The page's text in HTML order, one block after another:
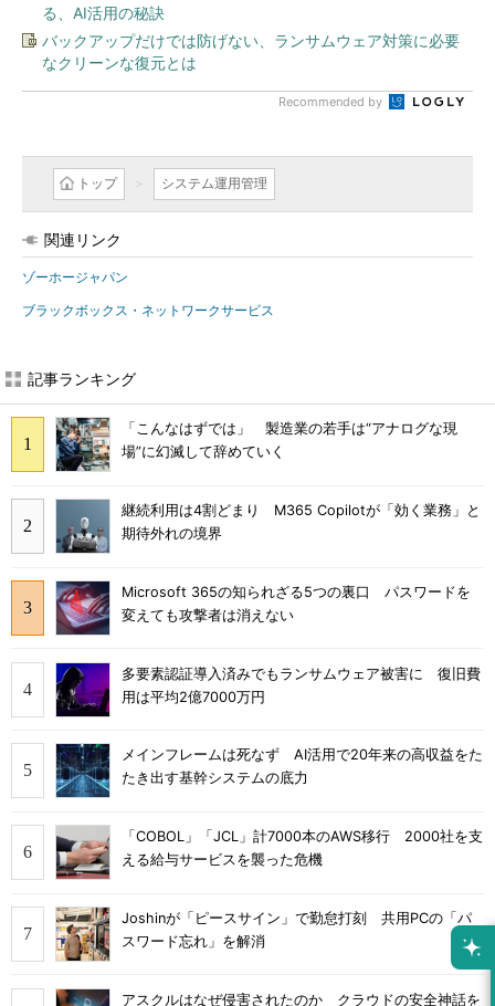
る、AI活用の秘訣
バックアップだけでは防げない、ランサムウェア対策に必要
なクリーンな復元とは
Recommended by
トップ システム運用管理
関連リンク
ゾーホージャパン
ブラックボックス・ネットワークサービス
記事ランキング
「こんなはずでは」 製造業の若手は“アナログな現
場”に幻滅して辞めていく
継続利用は4割どまり M365 Copilotが「効く業務」と
期待外れの境界
Microsoft 365の知られざる5つの裏口 パスワードを
変えても攻撃者は消えない
多要素認証導入済みでもランサムウェア被害に 復旧費
用は平均2億7000万円
メインフレームは死なず AI活用で20年来の高収益をた
たき出す基幹システムの底力
「COBOL」「JCL」計7000本のAWS移行 2000社を支
える給与サービスを襲った危機
Joshinが「ピースサイン」で勤怠打刻 共用PCの「パ
スワード忘れ」を解消
アスクルはなぜ侵害されたのか クラウドの安全神話を